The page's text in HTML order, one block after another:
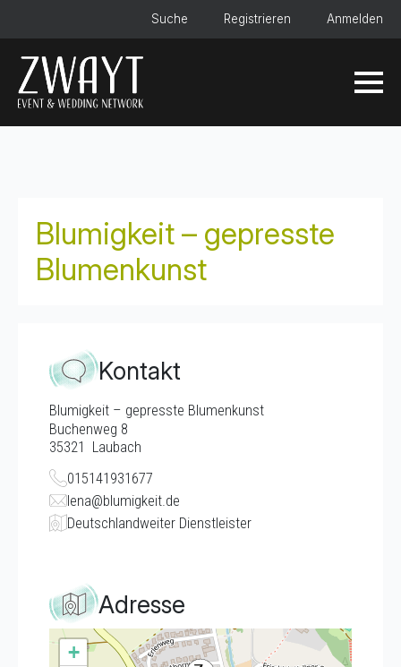
Suche Registrieren Anmelden
Blumigkeit – gepresste
Blumenkunst
Kontakt
Blumigkeit – gepresste Blumenkunst
Buchenweg 8
35321 Laubach
015141931677
lena@blumigkeit.de
Deutschlandweiter Dienstleister
Adresse
+